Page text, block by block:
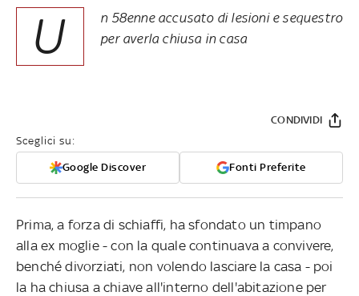
U
n 58enne accusato di lesioni e sequestro
per averla chiusa in casa
Sceglici su:
Google Discover Fonti Preferite
CONDIVIDI
Prima, a forza di schiaffi, ha sfondato un timpano
alla ex moglie - con la quale continuava a convivere,
benché divorziati, non volendo lasciare la casa - poi
la ha chiusa a chiave all'interno dell'abitazione per